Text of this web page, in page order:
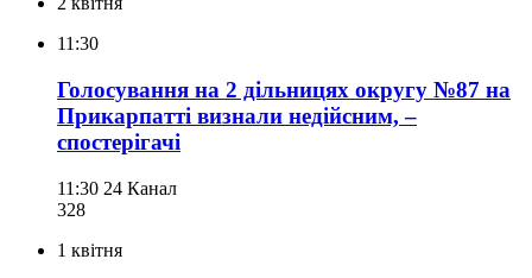
11:30
Голосування на 2 дільницях округу №87 на
Прикарпатті визнали недійсним, –
спостерігачі
11:30 24 Канал
328
1 квітня